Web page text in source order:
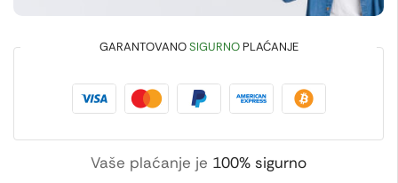
GARANTOVANOSIGURNOPLAĆANJE
Vaše plaćanje je 100% sigurno